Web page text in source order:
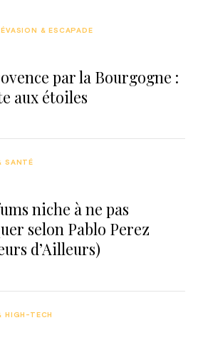
par la Bourgogne :
aux étoiles
& ESCAPADE
niche à ne pas
selon Pablo Perez
d’Ailleurs)
SANTÉ
HIGH-TECH